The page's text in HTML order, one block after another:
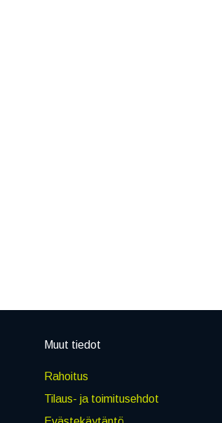
Muut tiedot
Rahoitus
Tilaus- ja toimitusehdot